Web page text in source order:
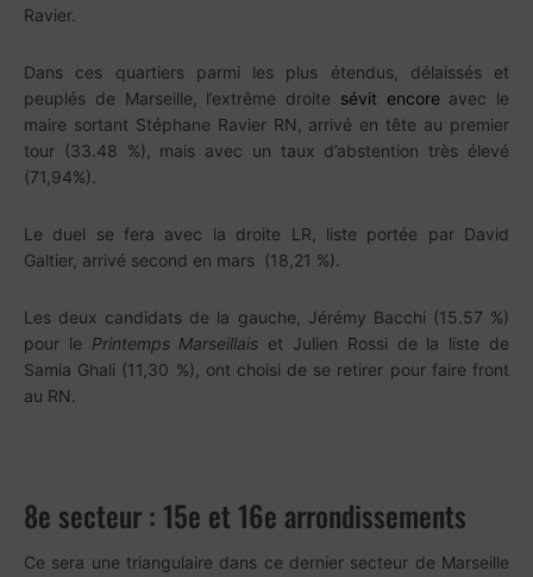
Ravier.
Dans ces quartiers parmi les plus étendus, délaissés et
peuplés de Marseille, l’extrême droite sévit encoreavec le
maire sortant Stéphane Ravier RN, arrivé en tête au premier
tour (33.48 %), mais avec un taux d’abstention très élevé
(71,94%).
Le duel se fera avec la droite LR, liste portée par David
Galtier, arrivé second en mars (18,21 %).
Les deux candidats de la gauche, Jérémy Bacchi (15.57 %)
pour le Printemps Marseillais et Julien Rossi de la liste de
Samia Ghali (11,30 %), ont choisi de se retirer pour faire front
au RN.
8e secteur : 15e et 16e arrondissements
Ce sera une triangulaire dans ce dernier secteur de Marseille